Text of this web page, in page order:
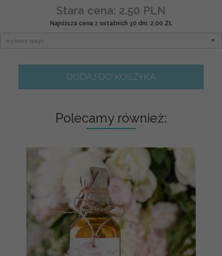
Stara cena: 2.50 PLN
Najniższa cena z ostatnich 30 dni: 2.00 ZŁ
DODAJ DO KOSZYKA
Polecamy również: